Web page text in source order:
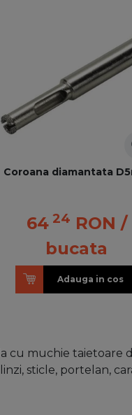
Coroana diamantata
64 24 RON /
bucata
Adauga in cos
cu muchie taietoare
sticle, portelan,